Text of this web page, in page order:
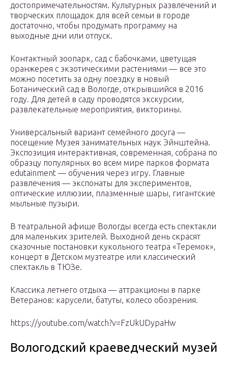
достопримечательностям. Культурных развлечений и
творческих площадок для всей семьи в городе
достаточно, чтобы продумать программу на
выходные дни или отпуск.
Контактный зоопарк, сад с бабочками, цветущая
оранжерея с экзотическими растениями — все это
можно посетить за одну поездку в новый
Ботанический сад в Вологде, открывшийся в 2016
году. Для детей в саду проводятся экскурсии,
развлекательные мероприятия, викторины.
Универсальный вариант семейного досуга —
посещение Музея занимательных наук Эйнштейна.
Экспозиция интерактивная, современная, собрана по
образцу популярных во всем мире парков формата
edutainment — обучения через игру. Главные
развлечения — экспонаты для экспериментов,
оптические иллюзии, плазменные шары, гигантские
мыльные пузыри.
В театральной афише Вологды всегда есть спектакли
для маленьких зрителей. Выходной день скрасят
сказочные постановки кукольного театра «Теремок»,
концерт в Детском музтеатре или классический
спектакль в ТЮЗе.
Классика летнего отдыха — аттракционы в парке
Ветеранов: карусели, батуты, колесо обозрения.
https://youtube.com/watch?v=FzUkUDypaHw
Вологодский краеведческий музей